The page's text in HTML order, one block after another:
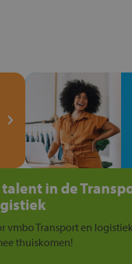
in de
vmbo Transport en
thuiskomen!